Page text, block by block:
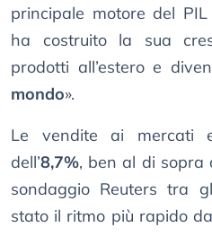
principale motore del
ha costruito la sua
prodotti all’estero e
mondo».
Le vendite ai mercati
dell’8,7%, ben al di sopra
sondaggio Reuters tra
stato il ritmo più rapido